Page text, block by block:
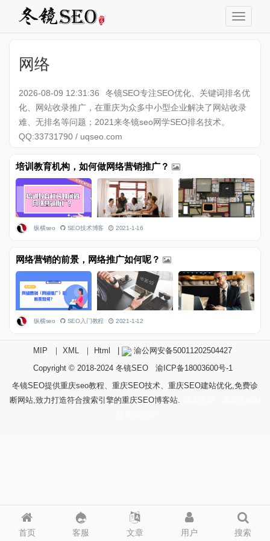
网络
2026-08-09 12:31:36
冬镜SEO专注SEO优化、关键词排名优
化、网站收录推广，在重庆为众多中小型企业解决了网站收录
难、无排名等问题；2021来冬镜seo网学SEO排名技术。
QQ:33731790 / uqseo.com
培训教育机构，如何做网络营销推广？
纵横seo SEO技术博客 2021-1-16
网络营销的前景，网络推广如何呢？
纵横seo SEO入门教程 2021-1-12
首页 客服 文章 用户 搜索
MIP ｜ XML ｜ Html
渝公网安备50011202504427
Copyright © 2018-2024 冬镜SEO
渝ICP备18003600号-1
冬镜SEO提供重庆seo教程、重庆SEO技术、重庆SEO建站优化,免费诊
断网站,致力打造符合搜索引擎的重庆SEO博客站.